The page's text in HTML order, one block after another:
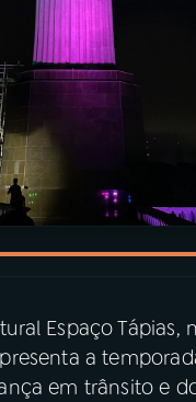
MEC
MEC
Espaço Tápias,
a
em trânsito e